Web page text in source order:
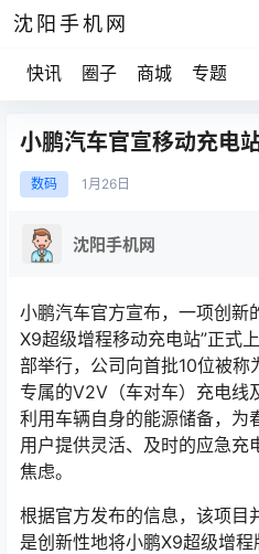
沈阳手机网
快讯 圈子 商城 专题
小鹏汽车官宣移动充电
数码 1月 26日
沈阳手机网
小鹏汽车官方宣布，一项创
X9超级增程移动充电站”正式
部举行，公司向首批10位被称
专属的V2V（车对车）充电线
利用车辆自身的能源储备，为
用户提供灵活、及时的应急充
焦虑。
根据官方发布的信息，该项目
是创新性地将小鹏X9超级增